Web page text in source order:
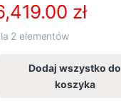
zł
2 elementów
Dodaj wszystko do
koszyka